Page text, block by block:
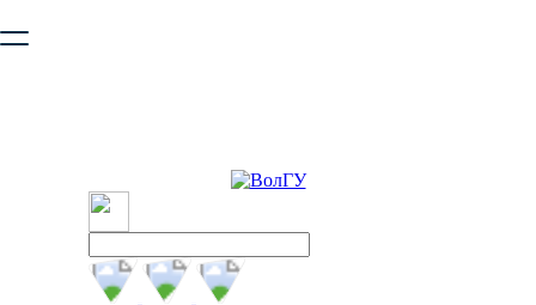
безопасную работу с сайтом. Пожалуйста